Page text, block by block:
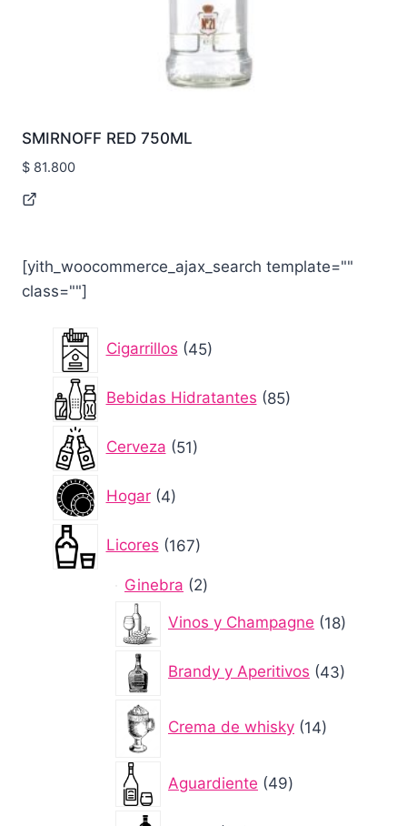
SMIRNOFF RED 750ML
$ 81.800
[yith_woocommerce_ajax_search template=""
class=""]
Cigarrillos 45
45
productos
Bebidas Hidratantes
85
85
productos
Cerveza
51
51
productos
Hogar
4
4
productos
Licores
167
167
productos
Ginebra
22
Vinos y Champagne 18
18
Brandy y Aperitivos
43
43
Crema de whisky 14productos
Aguardiente 49
productos